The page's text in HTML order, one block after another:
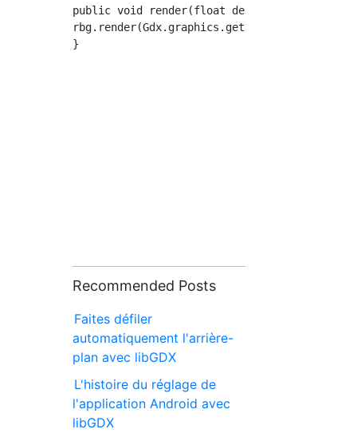
public void render(float delta){
rbg.render(Gdx.graphics.getDeltaTime());
}
Recommended Posts
Faites défiler
automatiquement l'arrière-
plan avec libGDX
L'histoire du réglage de
l'application Android avec
libGDX